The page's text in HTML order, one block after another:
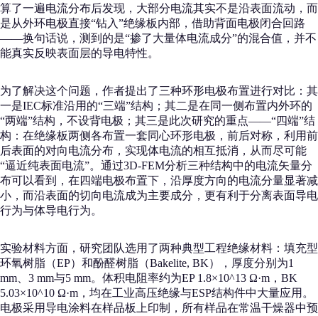
算了一遍电流分布后发现，大部分电流其实不是沿表面流动，而
是从外环电极直接“钻入”绝缘板内部，借助背面电极闭合回路
——换句话说，测到的是“掺了大量体电流成分”的混合值，并不
能真实反映表面层的导电特性。
为了解决这个问题，作者提出了三种环形电极布置进行对比：其
一是IEC标准沿用的“三端”结构；其二是在同一侧布置内外环的
“两端”结构，不设背电极；其三是此次研究的重点——“四端”结
构：在绝缘板两侧各布置一套同心环形电极，前后对称，利用前
后表面的对向电流分布，实现体电流的相互抵消，从而尽可能
“逼近纯表面电流”。通过3D-FEM分析三种结构中的电流矢量分
布可以看到，在四端电极布置下，沿厚度方向的电流分量显著减
小，而沿表面的切向电流成为主要成分，更有利于分离表面导电
行为与体导电行为。
实验材料方面，研究团队选用了两种典型工程绝缘材料：填充型
环氧树脂（EP）和酚醛树脂（Bakelite, BK），厚度分别为1
mm、3 mm与5 mm。体积电阻率约为EP 1.8×10^13 Ω·m，BK
5.03×10^10 Ω·m，均在工业高压绝缘与ESP结构件中大量应用。
电极采用导电涂料在样品板上印制，所有样品在常温干燥器中预